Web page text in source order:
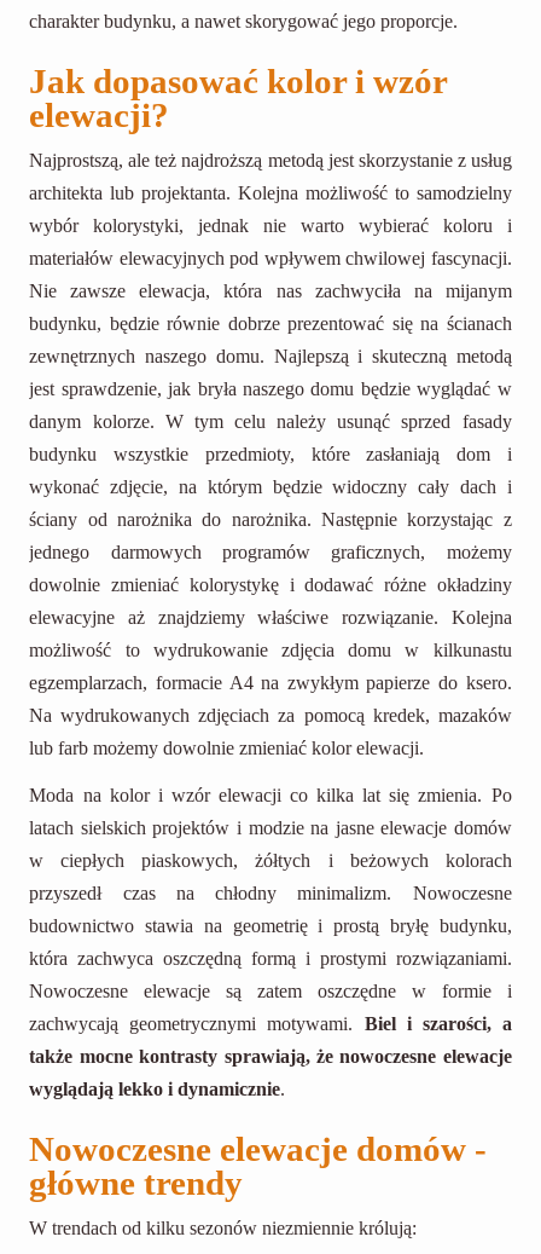
charakter budynku, a nawet skorygować jego proporcje.
Jak dopasować kolor i wzór
elewacji?
Najprostszą, ale też najdroższą metodą jest skorzystanie z usług
architekta lub projektanta. Kolejna możliwość to samodzielny
wybór kolorystyki, jednak nie warto wybierać koloru i
materiałów elewacyjnych pod wpływem chwilowej fascynacji.
Nie zawsze elewacja, która nas zachwyciła na mijanym
budynku, będzie równie dobrze prezentować się na ścianach
zewnętrznych naszego domu. Najlepszą i skuteczną metodą
jest sprawdzenie, jak bryła naszego domu będzie wyglądać w
danym kolorze. W tym celu należy usunąć sprzed fasady
budynku wszystkie przedmioty, które zasłaniają dom i
wykonać zdjęcie, na którym będzie widoczny cały dach i
ściany od narożnika do narożnika. Następnie korzystając z
jednego darmowych programów graficznych, możemy
dowolnie zmieniać kolorystykę i dodawać różne okładziny
elewacyjne aż znajdziemy właściwe rozwiązanie. Kolejna
możliwość to wydrukowanie zdjęcia domu w kilkunastu
egzemplarzach, formacie A4 na zwykłym papierze do ksero.
Na wydrukowanych zdjęciach za pomocą kredek, mazaków
lub farb możemy dowolnie zmieniać kolor elewacji.
Moda na kolor i wzór elewacji co kilka lat się zmienia. Po
latach sielskich projektów i modzie na jasne elewacje domów
w ciepłych piaskowych, żółtych i beżowych kolorach
przyszedł czas na chłodny minimalizm. Nowoczesne
budownictwo stawia na geometrię i prostą bryłę budynku,
która zachwyca oszczędną formą i prostymi rozwiązaniami.
Nowoczesne elewacje są zatem oszczędne w formie i
zachwycają geometrycznymi motywami. Biel i szarości, a
także mocne kontrasty sprawiają, że nowoczesne elewacje
wyglądają lekko i dynamicznie.
Nowoczesne elewacje domów -
główne trendy
W trendach od kilku sezonów niezmiennie królują: